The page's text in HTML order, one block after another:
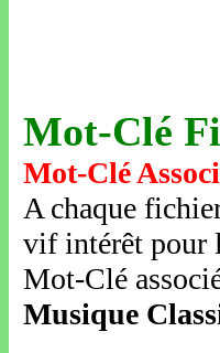
Mot-Clé
Mot-Clé
A chaque
vif intérêt pour
Mot-Clé
Musique